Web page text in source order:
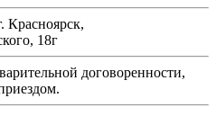
Красноярск,
18г
договоренности,